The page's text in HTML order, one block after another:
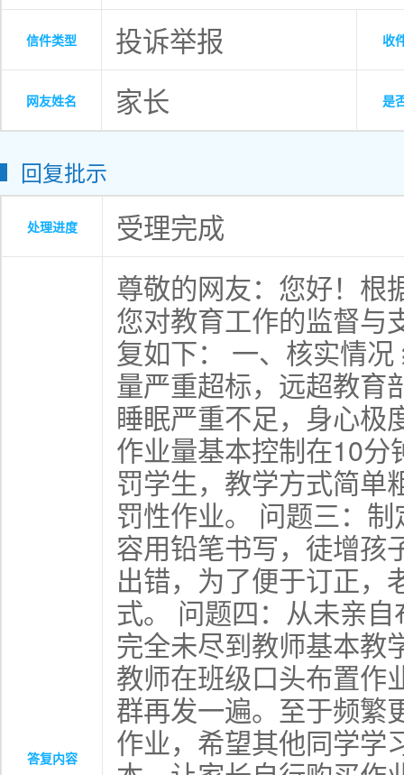
信件类型 投诉举报 收
网友姓名 家长 是
回复批示
处理进度 受理完成
答复内容
尊敬的网友：您好！根
您对教育工作的监督与
复如下： 一、核实情
量严重超标， 远超教育
睡眠严重不足，身心极
作业量基本控制在10分
罚学生， 教学方式简单
罚性作业。 问题三：
容用铅笔书写，徒增孩
出错， 为了便于订正，
式。
问题四：从未亲
完全未尽到教师基本教
教师在班级口头布置作
群再发一遍。至于频繁
作业，希望其他同学学